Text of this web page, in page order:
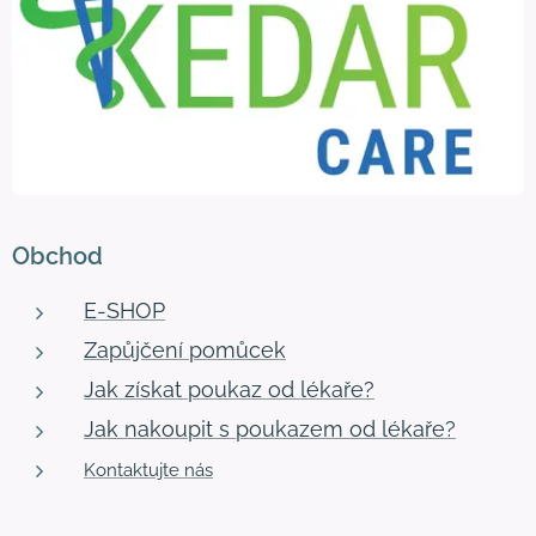
Obchod
E-SHOP
Zapůjčení pomůcek
Jak získat poukaz od lékaře?
Jak nakoupit s poukazem od lékaře?
Kontaktujte nás